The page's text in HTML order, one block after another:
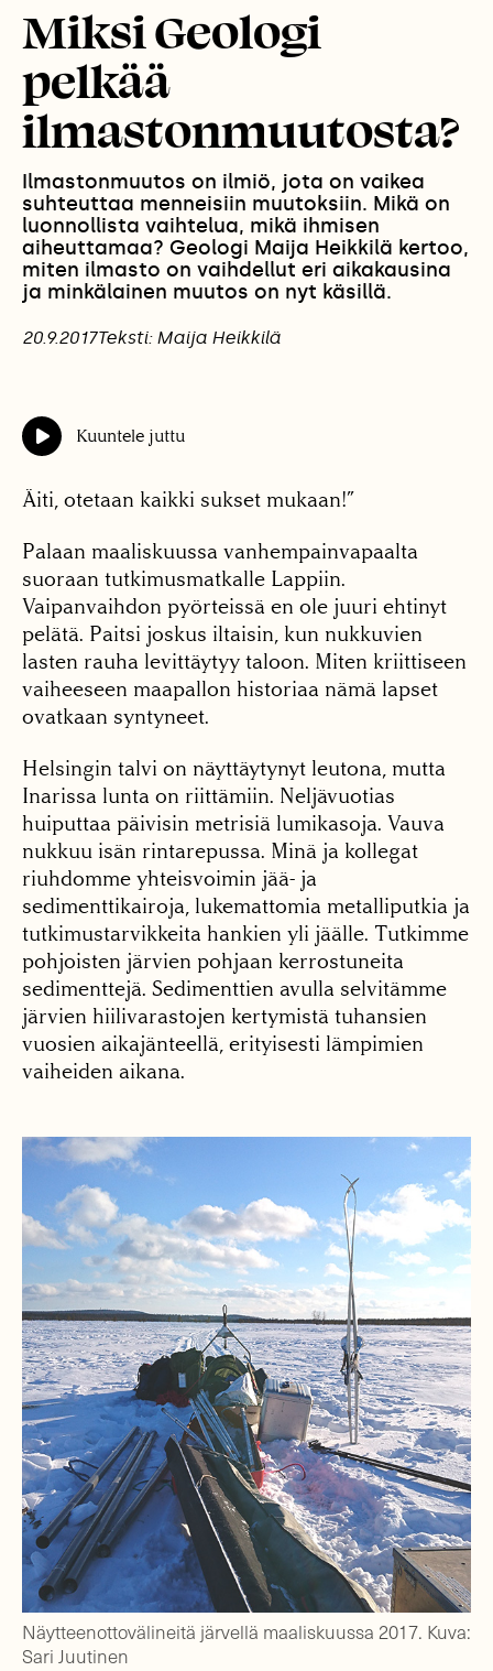
Miksi Geologi
pelkää
ilmastonmuutosta?
Ilmastonmuutos on ilmiö, jota on vaikea
suhteuttaa menneisiin muutoksiin. Mikä on
luonnollista vaihtelua, mikä ihmisen
aiheuttamaa? Geologi Maija Heikkilä kertoo,
miten ilmasto on vaihdellut eri aikakausina
ja minkälainen muutos on nyt käsillä.
20.9.2017Teksti: Maija Heikkilä
Kuuntele juttu
Äiti, otetaan kaikki sukset mukaan!”
Palaan maaliskuussa vanhempainvapaalta
suoraan tutkimusmatkalle Lappiin.
Vaipanvaihdon pyörteissä en ole juuri ehtinyt
pelätä. Paitsi joskus iltaisin, kun nukkuvien
lasten rauha levittäytyy taloon. Miten kriittiseen
vaiheeseen maapallon historiaa nämä lapset
ovatkaan syntyneet.
Helsingin talvi on näyttäytynyt leutona, mutta
Inarissa lunta on riittämiin. Neljävuotias
huiputtaa päivisin metrisiä lumikasoja. Vauva
nukkuu isän rintarepussa. Minä ja kollegat
riuhdomme yhteisvoimin jää- ja
sedimenttikairoja, lukemattomia metalliputkia ja
tutkimustarvikkeita hankien yli jäälle. Tutkimme
pohjoisten järvien pohjaan kerrostuneita
sedimenttejä. Sedimenttien avulla selvitämme
järvien hiilivarastojen kertymistä tuhansien
vuosien aikajänteellä, erityisesti lämpimien
vaiheiden aikana.
Näytteenottovälineitä järvellä maaliskuussa 2017. Kuva:
Sari Juutinen